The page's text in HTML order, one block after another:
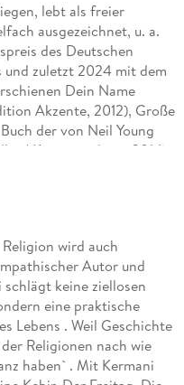
lebt als freier
ausgezeichnet, u. a.
des Deutschen
und zuletzt 2024 mit dem
Dein Name
Akzente, 2012), Große
der von Neil Young
/ Kurzmitteilung, 2014),
des Hanser
Hause ist es am
hielt sich an der Heizung
Zaeri.
wird auch
Autor und
keine ziellosen
eine praktische
Lebens . Weil Geschichte
Religionen nach wie
haben` . Mit Kermani